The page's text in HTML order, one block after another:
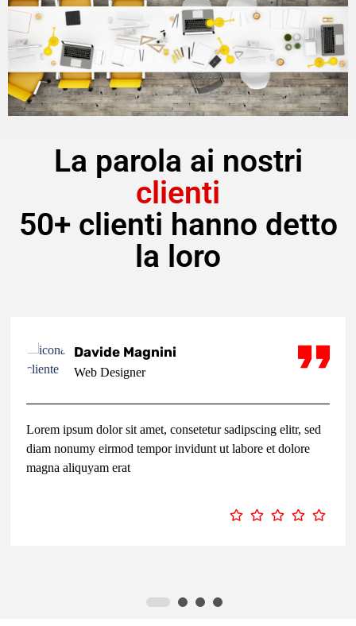
La parola ai nostri
clienti
50+ clienti hanno detto
la loro
Davide Magnini
Web Designer
Lorem ipsum dolor sit amet, consetetur sadipscing elitr, sed
diam nonumy eirmod tempor invidunt ut labore et dolore
magna aliquyam erat